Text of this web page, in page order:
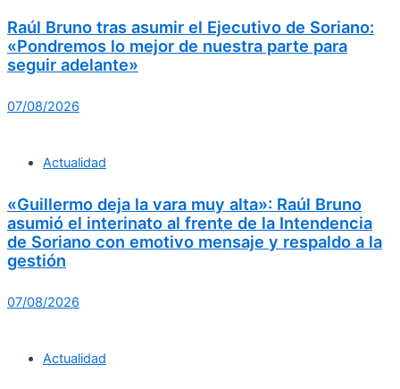
Raúl Bruno tras asumir el Ejecutivo de Soriano:
«Pondremos lo mejor de nuestra parte para
seguir adelante»
07/08/2026
Actualidad
«Guillermo deja la vara muy alta»: Raúl Bruno
asumió el interinato al frente de la Intendencia
de Soriano con emotivo mensaje y respaldo a la
gestión
07/08/2026
Actualidad